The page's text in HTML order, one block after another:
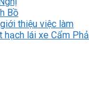
Bồ
thiệu việc làm
hạch lái xe Cẩm Phả